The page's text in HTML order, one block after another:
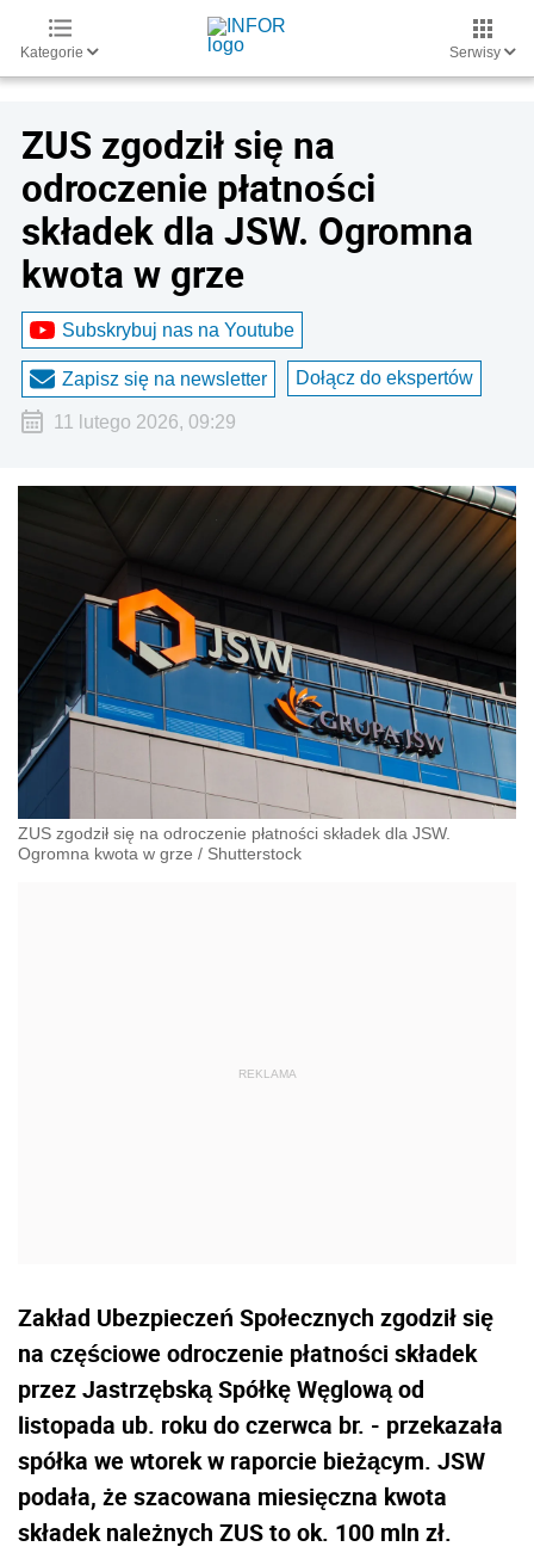
Kategorie Serwisy
ZUS zgodził się na
odroczenie płatności
składek dla JSW. Ogromna
kwota w grze
Subskrybuj nas na Youtube
Zapisz się na newsletter Dołącz do ekspertów
11 lutego 2026, 09:29
ZUS zgodził się na odroczenie płatności składek dla JSW.
Ogromna kwota w grze / Shutterstock
Zakład Ubezpieczeń Społecznych zgodził się
na częściowe odroczenie płatności składek
przez Jastrzębską Spółkę Węglową od
listopada ub. roku do czerwca br. - przekazała
spółka we wtorek w raporcie bieżącym. JSW
podała, że szacowana miesięczna kwota
składek należnych ZUS to ok. 100 mln zł.